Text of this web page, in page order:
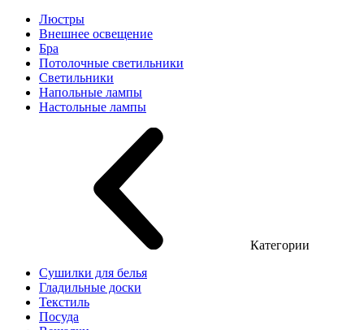
Люстры
Внешнее освещение
Бра
Потолочные светильники
Светильники
Напольные лампы
Настольные лампы
Категории
Сушилки для белья
Гладильные доски
Текстиль
Посуда